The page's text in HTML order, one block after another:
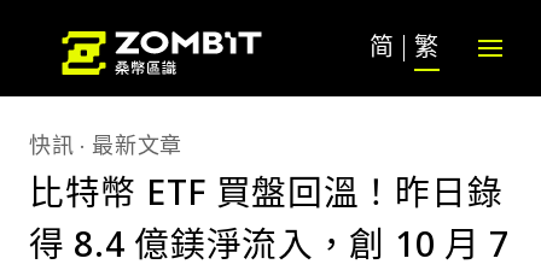
简 繁
快訊 最新文章
比特幣 ETF 買盤回溫！昨日錄
得 8.4 億鎂淨流入，創 10 月 7